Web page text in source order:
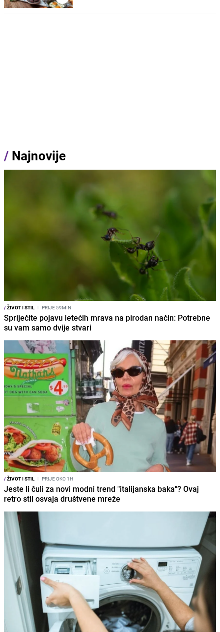
/ Najnovije
/ŽIVOT I STIL I PRIJE 59MIN
Spriječite pojavu letećih mrava na pirodan način: Potrebne
su vam samo dvije stvari
/ŽIVOT I STIL I PRIJE OKO 1H
Jeste li čuli za novi modni trend "italijanska baka"? Ovaj
retro stil osvaja društvene mreže